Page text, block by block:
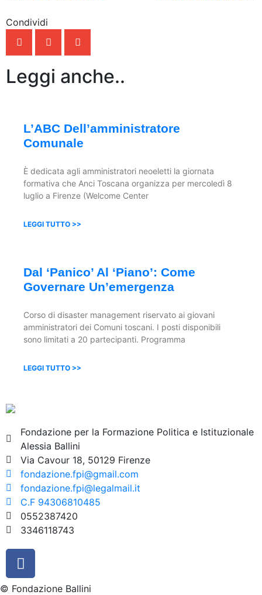
Condividi
Leggi anche..
L’ABC Dell’amministratore
Comunale
È dedicata agli amministratori neoeletti la giornata
formativa che Anci Toscana organizza per mercoledì 8
luglio a Firenze (Welcome Center
LEGGI TUTTO >>
Dal ‘panico’ Al ‘piano’: Come
Governare Un’emergenza
Corso di disaster management riservato ai giovani
amministratori dei Comuni toscani. I posti disponibili
sono limitati a 20 partecipanti. Programma
LEGGI TUTTO >>
Fondazione per la Formazione Politica e Istituzionale
Alessia Ballini
Via Cavour 18, 50129 Firenze
fondazione.fpi@gmail.com
fondazione.fpi@legalmail.it
C.F 94306810485
0552387420
3346118743
© Fondazione Ballini